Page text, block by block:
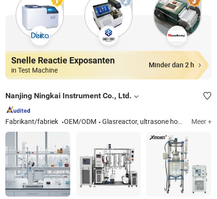
Snelle Reactie Exposanten
in Test Machine
Minder dan 2 h
Nanjing Ningkai Instrument Co., Ltd.
Fabrikant/fabriek OEM/ODM Glasreactor, ultrasone homogenisator, water- (olie)bad, roterende verdamper, moleculaire destillatie, verwarmings- en koelcirculator, kortpaddestillatie, filmverdampfer, chemische reactor, labkoeler Meer +